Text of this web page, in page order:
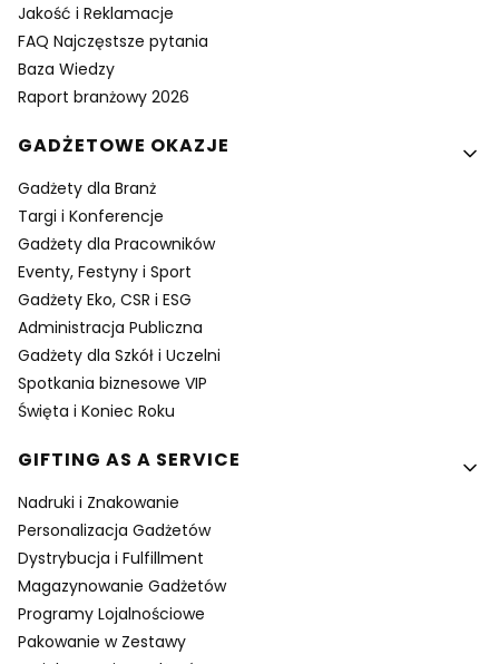
Jakość i Reklamacje
FAQ Najczęstsze pytania
Baza Wiedzy
Raport branżowy 2026
GADŻETOWE OKAZJE
Gadżety dla Branż
Targi i Konferencje
Gadżety dla Pracowników
Eventy, Festyny i Sport
Gadżety Eko, CSR i ESG
Administracja Publiczna
Gadżety dla Szkół i Uczelni
Spotkania biznesowe VIP
Święta i Koniec Roku
GIFTING AS A SERVICE
Nadruki i Znakowanie
Personalizacja Gadżetów
Dystrybucja i Fulfillment
Magazynowanie Gadżetów
Programy Lojalnościowe
Pakowanie w Zestawy